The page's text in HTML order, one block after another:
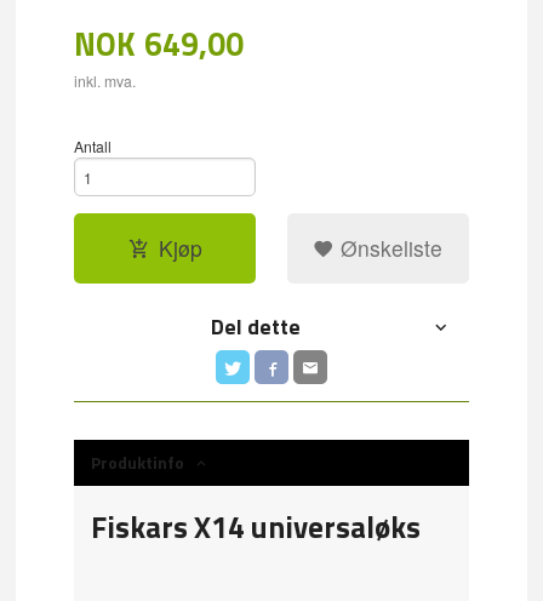
NOK 649,00
inkl. mva.
Antall
Kjøp Ønskeliste
Del dette
Produktinfo
Fiskars X14 universaløks